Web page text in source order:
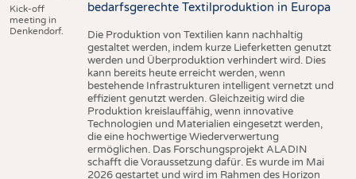
Kick-off
meeting in
Denkendorf.
bedarfsgerechte Textilproduktion in Europa
Die Produktion von Textilien kann nachhaltig
gestaltet werden, indem kurze Lieferketten genutzt
werden und Überproduktion verhindert wird. Dies
kann bereits heute erreicht werden, wenn
bestehende Infrastrukturen intelligent vernetzt und
effizient genutzt werden. Gleichzeitig wird die
Produktion kreislauffähig, wenn innovative
Technologien und Materialien eingesetzt werden,
die eine hochwertige Wiederverwertung
ermöglichen. Das Forschungsprojekt ALADIN
schafft die Voraussetzung dafür. Es wurde im Mai
2026 gestartet und wird im Rahmen des Horizon